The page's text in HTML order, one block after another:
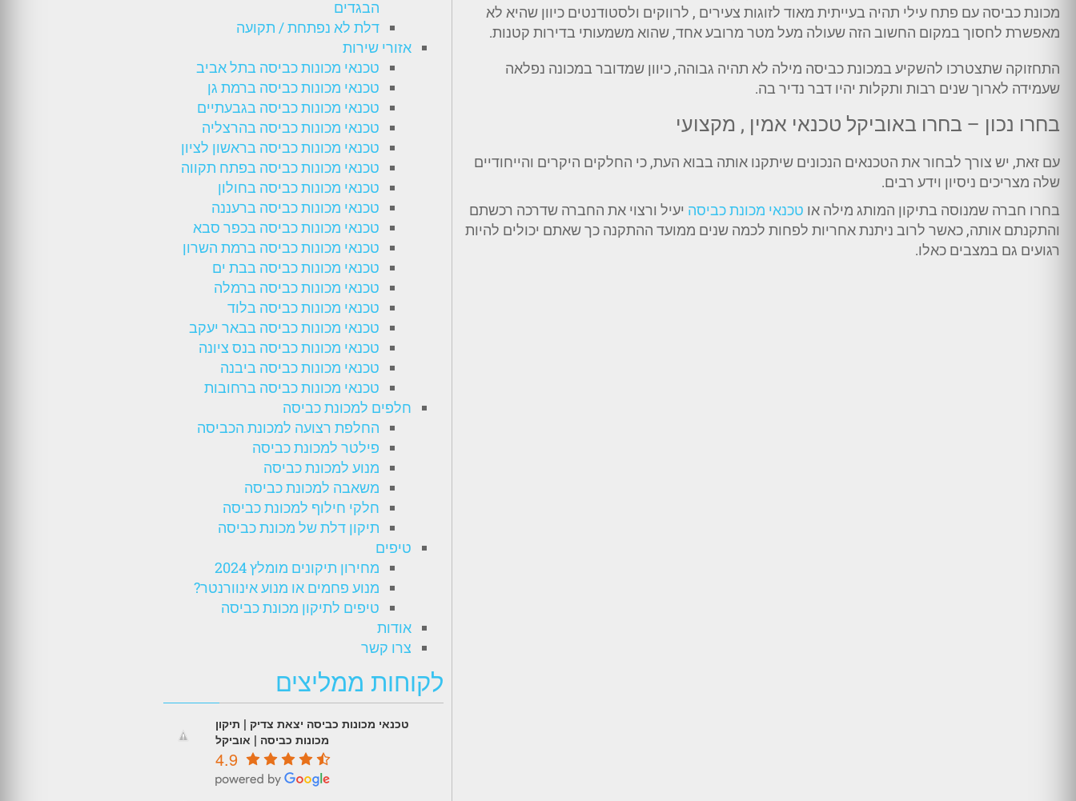
מכונת כביסה עם פתח עילי תהיה בעייתית מאוד לזוגות צעירים , לרווקים ולסטודנטים כיוון שהיא לא
מאפשרת לחסוך במקום החשוב הזה שעולה מעל מטר מרובע אחד, שהוא משמעותי בדירות קטנות.
התחזוקה שתצטרכו להשקיע במכונת כביסה מילה לא תהיה גבוהה, כיוון שמדובר במכונה נפלאה
שעמידה לארוך שנים רבות ותקלות יהיו דבר נדיר בה.
בחרו נכון – בחרו באוביקל טכנאי אמין , מקצועי
עם זאת, יש צורך לבחור את הטכנאים הנכונים שיתקנו אותה בבוא העת, כי החלקים היקרים והייחודיים
שלה מצריכים ניסיון וידע רבים.
בחרו חברה שמנוסה בתיקון המותג מילה או טכנאי מכונת כביסה יעיל ורצוי את החברה שדרכה רכשתם
והתקנתם אותה, כאשר לרוב ניתנת אחריות לפחות לכמה שנים ממועד ההתקנה כך שאתם יכולים להיות
רגועים גם במצבים כאלו.
הבגדים
דלת לא נפתחת / תקועה
אזורי שירות
טכנאי מכונות כביסה בתל אביב
טכנאי מכונות כביסה ברמת גן
טכנאי מכונות כביסה בגבעתיים
טכנאי מכונות כביסה בהרצליה
טכנאי מכונות כביסה בראשון לציון
טכנאי מכונות כביסה בפתח תקווה
טכנאי מכונות כביסה בחולון
טכנאי מכונות כביסה ברעננה
טכנאי מכונות כביסה בכפר סבא
טכנאי מכונות כביסה ברמת השרון
טכנאי מכונות כביסה בבת ים
טכנאי מכונות כביסה ברמלה
טכנאי מכונות כביסה בלוד
טכנאי מכונות כביסה בבאר יעקב
טכנאי מכונות כביסה בנס ציונה
טכנאי מכונות כביסה ביבנה
טכנאי מכונות כביסה ברחובות
חלפים למכונת כביסה
החלפת רצועה למכונת הכביסה
פילטר למכונת כביסה
מנוע למכונת כביסה
משאבה למכונת כביסה
חלקי חילוף למכונת כביסה
תיקון דלת של מכונת כביסה
טיפים
מחירון תיקונים מומלץ 2024
מנוע פחמים או מנוע אינוורנטר?
טיפים לתיקון מכונת כביסה
אודות
צרו קשר
לקוחות ממליצים
טכנאי מכונות כביסה יצאת צדיק | תיקון
מכונות כביסה | אוביקל
4.9